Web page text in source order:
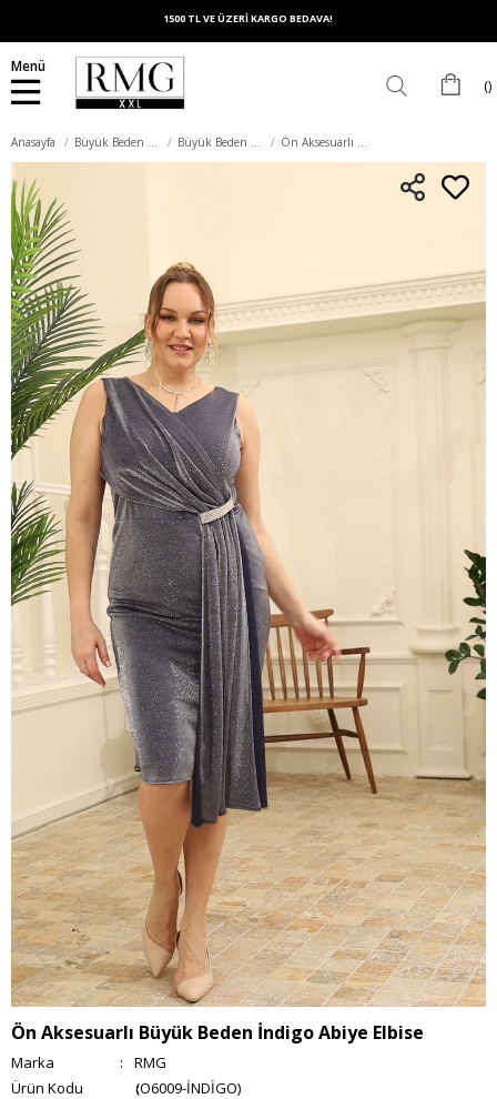
1500 TL VE ÜZERİ KARGO BEDAVA!
Menü
Anasayfa Büyük Beden Elbise Büyük Beden Abiye Elbise Ön Aksesuarlı Büyük Beden İndigo Abiye Elbise
Ön Aksesuarlı Büyük Beden İndigo Abiye Elbise
Marka :
RMG
(O6009-İNDİGO)